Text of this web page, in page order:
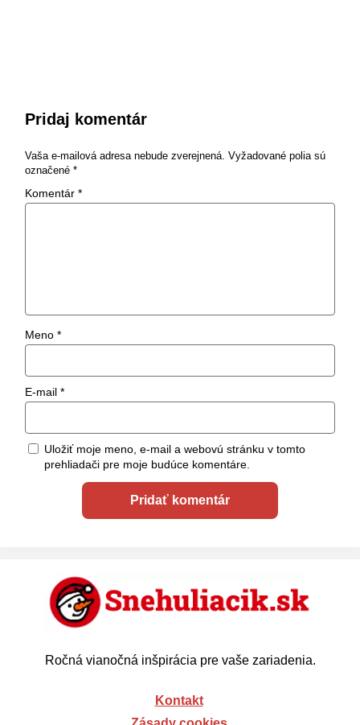
Pridaj komentár
Vaša e-mailová adresa nebude zverejnená. Vyžadované polia sú
označené *
Komentár *
Meno *
E-mail *
Uložiť moje meno, e-mail a webovú stránku v tomto
prehliadači pre moje budúce komentáre.
Ročná vianočná inšpirácia pre vaše zariadenia.
Kontakt